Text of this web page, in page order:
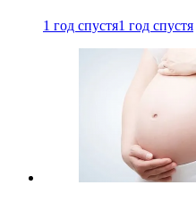
1 год спустя1 год спустя